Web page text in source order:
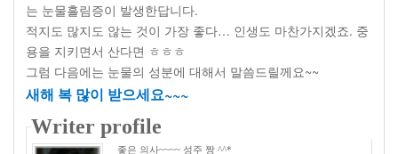
는 눈물흘림증이 발생한답니다.
적지도 많지도 않는 것이 가장 좋다… 인생도 마찬가지겠죠. 중
용을 지키면서 산다면 ㅎㅎㅎ
그럼 다음에는 눈물의 성분에 대해서 말씀드릴께요~~
새해 복 많이 받으세요~~~
Writer profile
좋은 의사~~~~ 성주 짱 ^^*